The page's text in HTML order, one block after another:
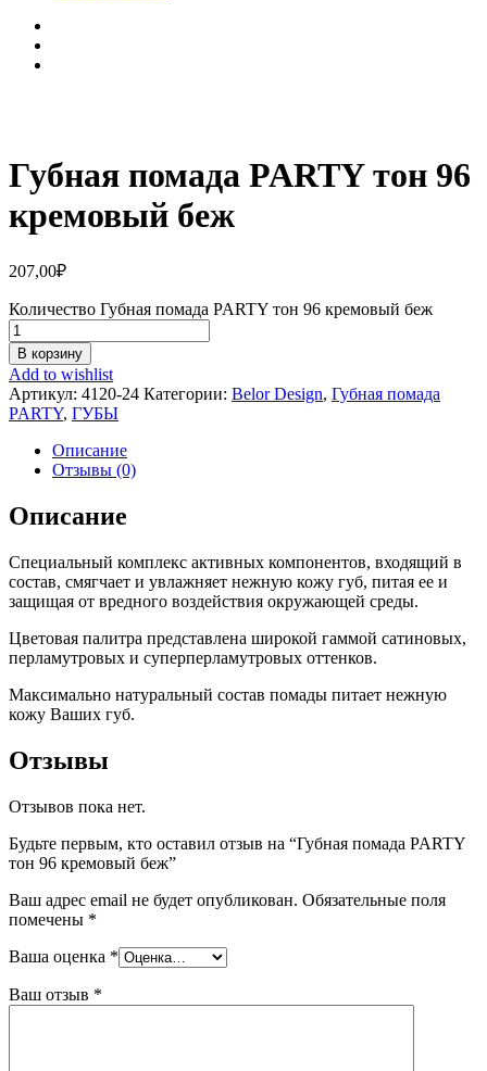
Губная помада PARTY тон 96
кремовый беж
207,00₽
Количество Губная помада PARTY тон 96 кремовый беж
В корзину
Add to wishlist
Артикул: 4120-24 Категории: Belor Design, Губная помада
PARTY, ГУБЫ
Описание
Отзывы (0)
Описание
Специальный комплекс активных компонентов, входящий в
состав, смягчает и увлажняет нежную кожу губ, питая ее и
защищая от вредного воздействия окружающей среды.
Цветовая палитра представлена широкой гаммой сатиновых,
перламутровых и суперперламутровых оттенков.
Максимально натуральный состав помады питает нежную
кожу Ваших губ.
Отзывы
Отзывов пока нет.
Будьте первым, кто оставил отзыв на “Губная помада PARTY
тон 96 кремовый беж”
Ваш адрес email не будет опубликован. Обязательные поля
помечены *
Ваша оценка *
Ваш отзыв *